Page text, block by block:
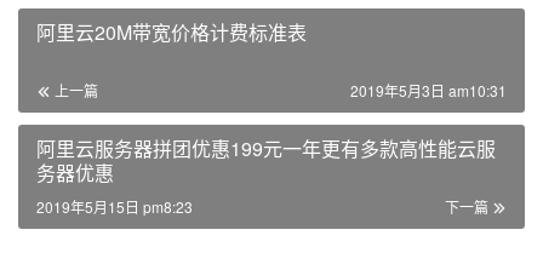
阿里云20M带宽价格计费标准表
上一篇 2019年5月3日 am10:31
阿里云服务器拼团优惠199元一年更有多款高性能云服
务器优惠
下一篇
2019年5月15日 pm8:23